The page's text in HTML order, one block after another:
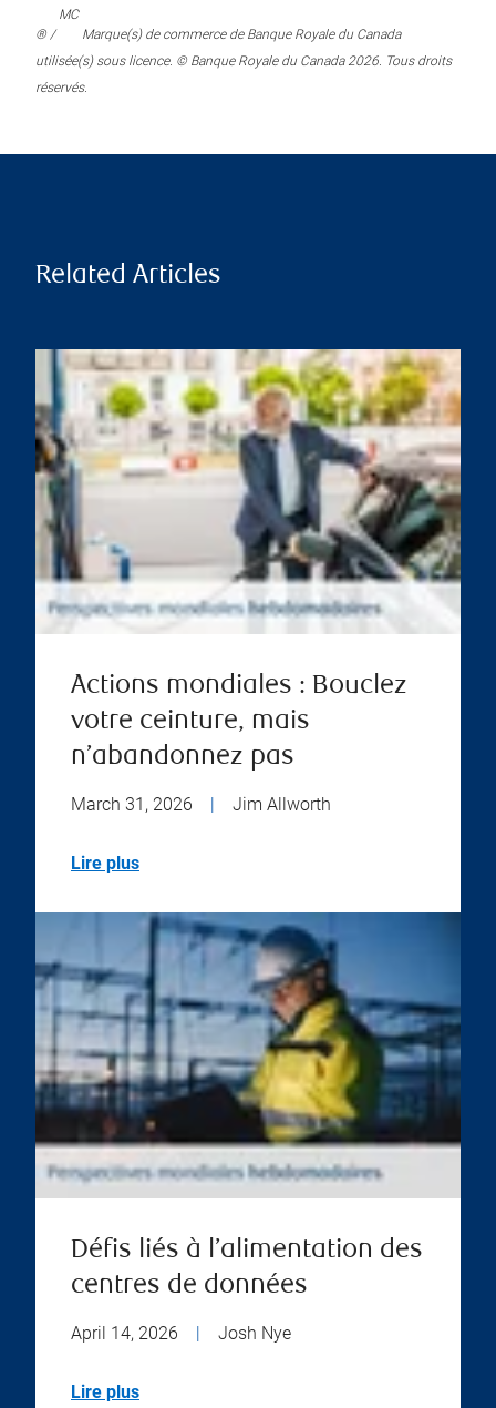
® /
MC
Marque(s) de commerce de Banque Royale du Canada
utilisée(s) sous licence. © Banque Royale du Canada 2026. Tous droits
réservés.
Related Articles
Actions mondiales : Bouclez
votre ceinture, mais
n’abandonnez pas
March 31, 2026 Jim Allworth
Lire plus
Défis liés à l’alimentation des
centres de données
April 14, 2026 | Josh Nye
Lire plus